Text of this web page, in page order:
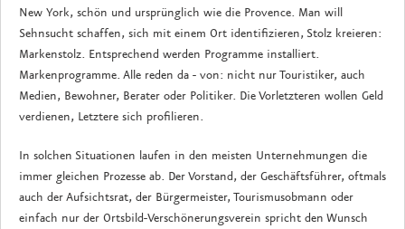
New York, schön und ursprünglich wie die Provence. Man will
Sehnsucht schaffen, sich mit einem Ort identifizieren, Stolz kreieren:
Markenstolz. Entsprechend werden Programme installiert.
Markenprogramme. Alle reden da - von: nicht nur Touristiker, auch
Medien, Bewohner, Berater oder Politiker. Die Vorletzteren wollen Geld
verdienen, Letztere sich profilieren.
In solchen Situationen laufen in den meisten Unternehmungen die
immer gleichen Prozesse ab. Der Vorstand, der Geschäftsführer, oftmals
auch der Aufsichtsrat, der Bürgermeister, Tourismusobmann oder
einfach nur der Ortsbild-Verschönerungsverein spricht den Wunsch